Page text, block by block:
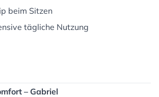
beim Sitzen
tägliche Nutzung
– Gabriel